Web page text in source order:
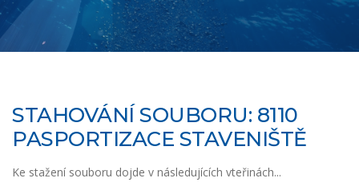
STAHOVÁNÍ SOUBORU: 8110
PASPORTIZACE STAVENIŠTĚ
Ke stažení souboru dojde v následujících vteřinách...